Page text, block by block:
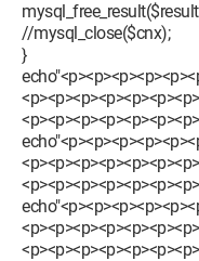
//mysql_close($cnx);
}